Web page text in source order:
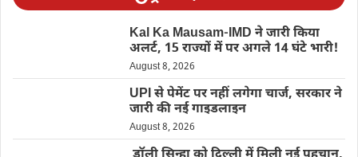
Kal Ka Mausam-IMD ने जारी किया
अलर्ट, 15 राज्यों में पर अगले 14 घंटे भारी!
August 8, 2026
UPI से पेमेंट पर नहीं लगेगा चार्ज, सरकार ने
जारी की नई गाइडलाइन
August 8, 2026